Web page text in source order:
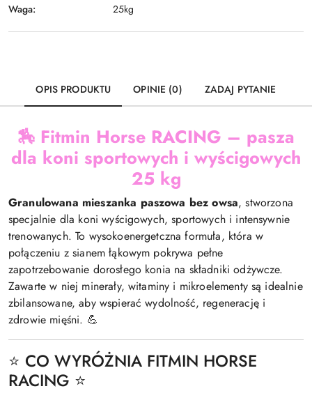
Waga: 25kg
OPIS PRODUKTU OPINIE (0) ZADAJ PYTANIE
🏇 Fitmin Horse RACING – pasza
dla koni sportowych i wyścigowych
25 kg
Granulowana mieszanka paszowa bez owsa, stworzona
specjalnie dla koni wyścigowych, sportowych i intensywnie
trenowanych. To wysokoenergetczna formuła, która w
połączeniu z sianem łąkowym pokrywa pełne
zapotrzebowanie dorosłego konia na składniki odżywcze.
Zawarte w niej minerały, witaminy i mikroelementy są idealnie
zbilansowane, aby wspierać wydolność, regenerację i
zdrowie mięśni. 💪
⭐ CO WYRÓŻNIA FITMIN HORSE
RACING ⭐